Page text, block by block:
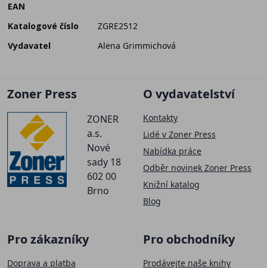
EAN
Katalogové číslo
ZGRE2512
Vydavatel
Alena Grimmichová
Zoner Press
ZONER
a.s.
Nové
sady 18
602 00
Brno
O vydavatelství
Kontakty
Lidé v Zoner Press
Nabídka práce
Odběr novinek Zoner Press
Knižní katalog
Blog
Pro zákazníky
Doprava a platba
Pro obchodníky
Prodávejte naše knihy